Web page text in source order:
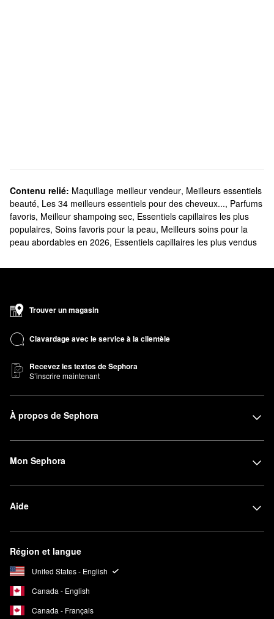
Contenu relié: Maquillage meilleur vendeur, Meilleurs essentiels
beauté, Les 34 meilleurs essentiels pour des cheveux..., Parfums
favoris, Meilleur shampoing sec, Essentiels capillaires les plus
populaires, Soins favoris pour la peau, Meilleurs soins pour la
peau abordables en 2026, Essentiels capillaires les plus vendus
Trouver un magasin
Clavardage avec le service à la clientèle
Recevez les textos de Sephora
S’inscrire maintenant
À propos de Sephora
Mon Sephora
Aide
Région et langue
United States - English
Canada - English
Canada - Français